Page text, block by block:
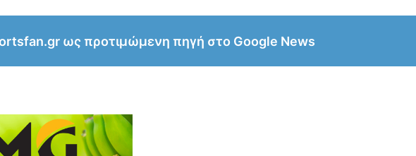
ως προτιμώμενη πηγή στο Google News